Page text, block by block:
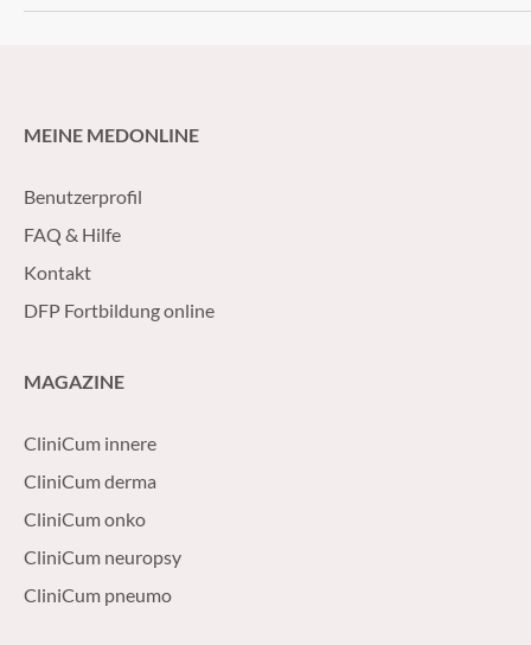
MEINE MEDONLINE
Benutzerprofil
FAQ & Hilfe
Kontakt
DFP Fortbildung online
MAGAZINE
CliniCum innere
CliniCum derma
CliniCum onko
CliniCum neuropsy
CliniCum pneumo